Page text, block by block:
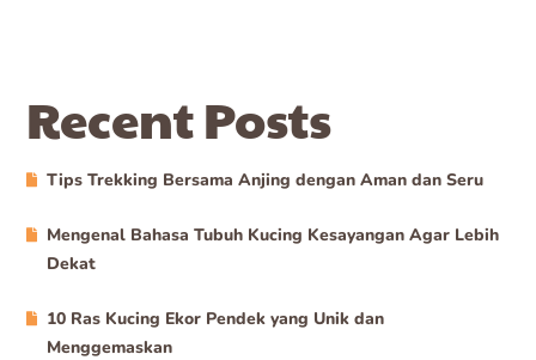
Recent Posts
Tips Trekking Bersama Anjing dengan Aman dan Seru
Mengenal Bahasa Tubuh Kucing Kesayangan Agar Lebih
Dekat
10 Ras Kucing Ekor Pendek yang Unik dan
Menggemaskan